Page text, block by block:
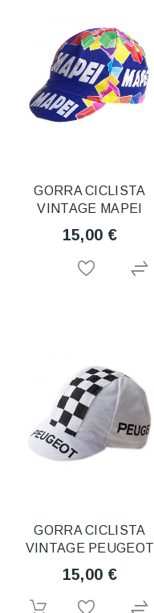
GORRA CICLISTA
VINTAGE MAPEI
15,00 €
GORRA CICLISTA
VINTAGE PEUGEOT
15,00 €